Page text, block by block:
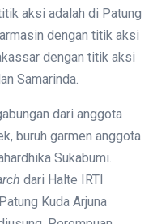
aksi adalah di Patung
dengan titik aksi
dengan titik aksi
Samarinda.
dari anggota
buruh garmen anggota
Sukabumi.
dari Halte IRTI
Kuda Arjuna